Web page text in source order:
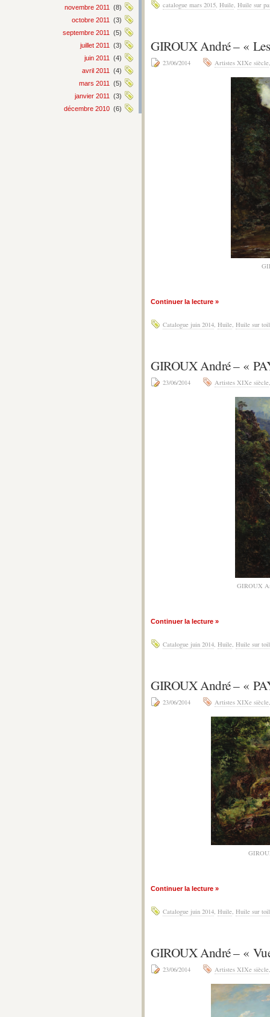
novembre 2011
(8)
octobre 2011
(3)
septembre 2011
(5)
juillet 2011
(3)
juin 2011
(4)
avril 2011
(4)
mars 2011
(5)
janvier 2011
(3)
décembre 2010 (6)
catalogue mars 2015, Huile, Huile sur
GIROUX André – «
23/06/2014 Artistes XIXe siècle
Continuer la lecture »
Catalogue juin 2014, Huile, Huile sur
GIROUX André – «
23/06/2014 Artistes XIXe siècle
GIROUX
Continuer la lecture »
Catalogue juin 2014, Huile, Huile sur
GIROUX André – «
23/06/2014 Artistes XIXe siècle
Continuer la lecture »
Catalogue juin 2014, Huile, Huile sur
GIROUX André – «
23/06/2014 Artistes XIXe siècle